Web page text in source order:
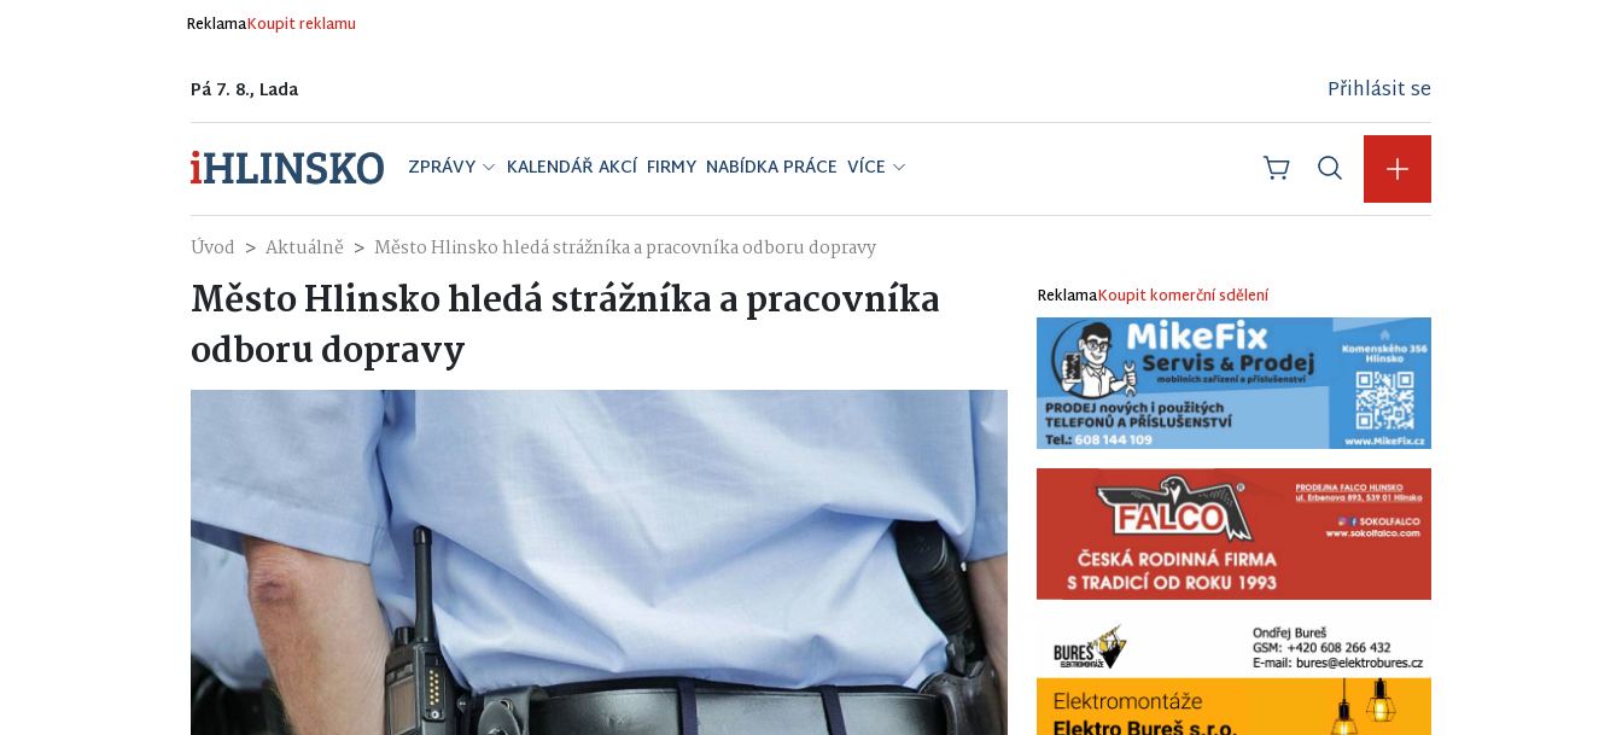
ReklamaKoupit reklamu
Pá 7. 8., Lada Přihlásit se
ZPRÁVY KALENDÁŘ AKCÍ FIRMY NABÍDKA PRÁCE VÍCE
Úvod Aktuálně Město Hlinsko hledá strážníka a pracovníka odboru dopravy
Město Hlinsko hledá strážníka a pracovníka
odboru dopravy
ReklamaKoupit komerční sdělení